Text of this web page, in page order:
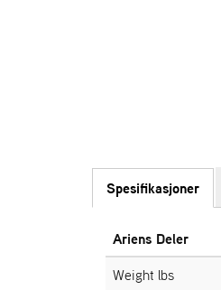
Spesifikasjoner
Ariens Deler
Weight lbs